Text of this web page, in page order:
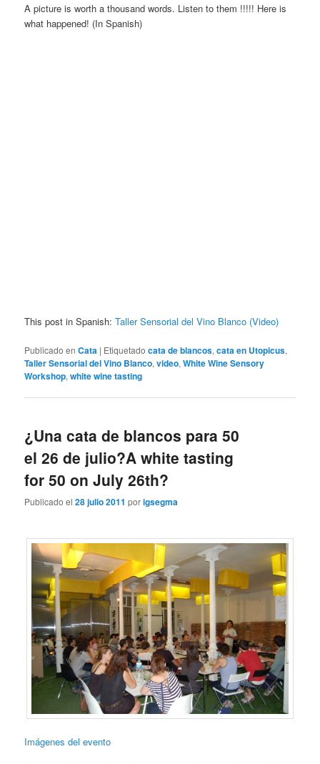
A picture is worth a thousand words. Listen to them !!!!! Here is
what happened! (In Spanish)
This post in Spanish: Taller Sensorial del Vino Blanco (Video)
Publicado en Cata | Etiquetado cata de blancos,cata en Utopicus,
Taller Sensorial del Vino Blanco,video,White Wine Sensory
Workshop,white wine tasting
¿Una cata de blancos para 50
el 26 de julio?A white tasting
for 50 on July 26th?
Publicado el28 julio 2011 porigsegma
Imágenes del evento